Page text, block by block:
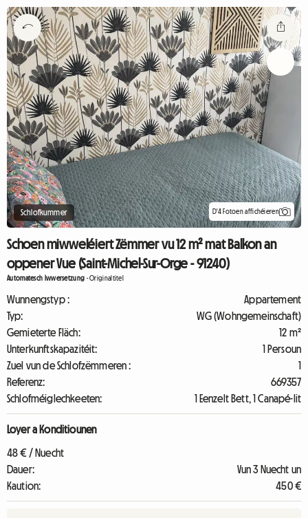
Schlofkummer D'4 Fotoen affichéieren
Schoen miwweléiert Zëmmer vu 12 m² mat Balkon an
oppener Vue (Saint-Michel-Sur-Orge - 91240)
Automatesch Iwwersetzung -Originaltitel
Wunnengstyp :
Appartement
Typ:
WG (Wohngemeinschaft)
Gemieterte Fläch:
12 m²
Unterkunftskapazitéit:
1 Persoun
Zuel vun de Schlofzëmmeren :
1
Referenz:
669357
Schlofméiglechkeeten:
1 Eenzelt Bett, 1 Canapé-lit
Loyer a Konditiounen
48 € / Nuecht
Dauer:
Vun 3 Nuecht un
Kaution:
450 €